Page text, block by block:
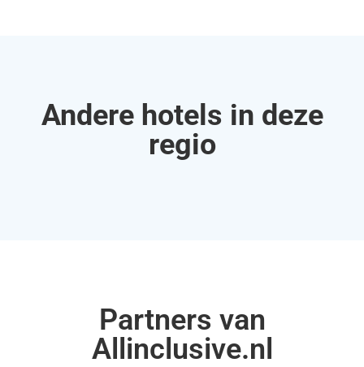
Andere hotels in deze
regio
Partners van
Allinclusive.nl